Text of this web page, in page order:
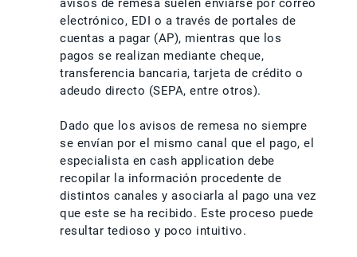
avisos de remesa suelen enviarse por correo
electrónico, EDI o a través de portales de
cuentas a pagar (AP), mientras que los
pagos se realizan mediante cheque,
transferencia bancaria, tarjeta de crédito o
adeudo directo (SEPA, entre otros).
Dado que los avisos de remesa no siempre
se envían por el mismo canal que el pago, el
especialista en cash application debe
recopilar la información procedente de
distintos canales y asociarla al pago una vez
que este se ha recibido. Este proceso puede
resultar tedioso y poco intuitivo.